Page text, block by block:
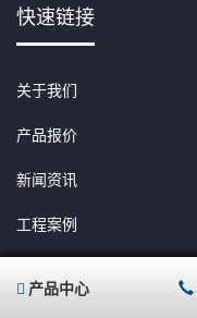
快速链接
关于我们
产品报价
新闻资讯
工程案例
产品中心